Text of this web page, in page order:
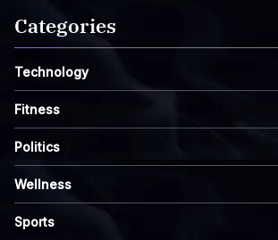
Categories
Technology
Fitness
Politics
Wellness
Sports